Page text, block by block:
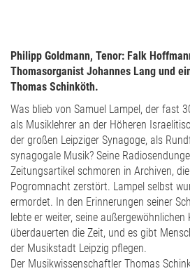
Philipp Goldmann, Tenor: Falk
Thomasorganist Johannes Lang und
Thomas Schinköth.
Was blieb von Samuel Lampel, der fast
als Musiklehrer an der Höheren
der großen Leipziger Synagoge, als
synagogale Musik? Seine
Zeitungsartikel schmoren in Archiven,
Pogromnacht zerstört. Lampel selbst
ermordet. In den Erinnerungen seiner
lebte er weiter, seine
überdauerten die Zeit, und es gibt
der Musikstadt Leipzig pflegen.
Der Musikwissenschaftler Thomas